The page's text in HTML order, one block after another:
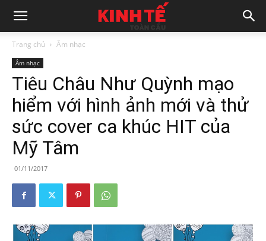
Trang chủ Âm nhạc
Âm nhạc
Tiêu Châu Như Quỳnh mạo
hiểm với hình ảnh mới và thử
sức cover ca khúc HIT của
Mỹ Tâm
01/11/2017